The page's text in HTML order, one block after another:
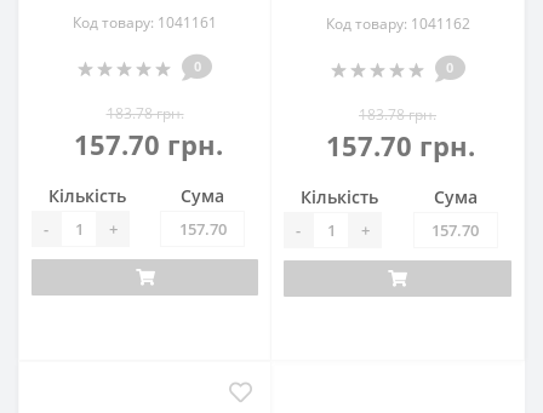
Код товару: 1041161
0
183.78 грн.
157.70 грн.
Кількість
- +
Сума
Код товару: 1041162
0
183.78 грн.
157.70 грн.
Кількість
- +
Сума